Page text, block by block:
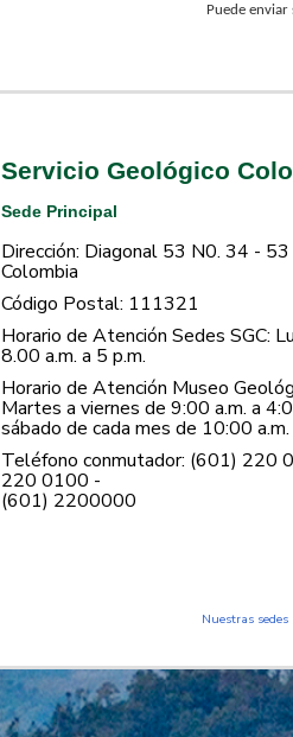
Puede
Servicio Geológico
Sede Principal
Dirección: Diagonal 53 N0. 34 - 53
Colombia
Código Postal: 111321
Horario de Atención Sedes SGC:
8.00 a.m. a 5 p.m.
Horario de Atención Museo
Martes a viernes de 9:00 a.m. a
sábado de cada mes de 10:00
Teléfono conmutador: (601) 220
220 0100 -
(601) 2200000
Nuestras sedes